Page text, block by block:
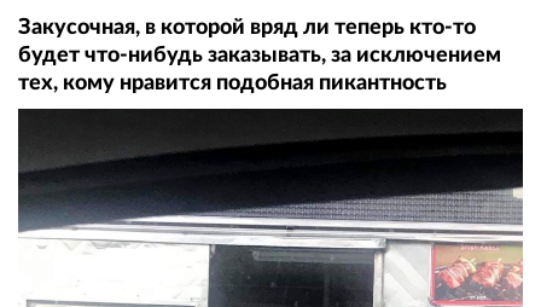
Закусочная, в которой вряд ли теперь кто-то
будет что-нибудь заказывать, за исключением
тех, кому нравится подобная пикантность